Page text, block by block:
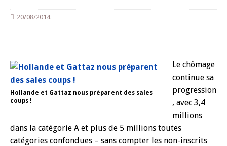
20/08/2014
Hollande et Gattaz nous préparent des sales
coups !
Le chômage
continue sa
progression
, avec 3,4
millions
dans la catégorie A et plus de 5 millions toutes
catégories confondues – sans compter les non-inscrits